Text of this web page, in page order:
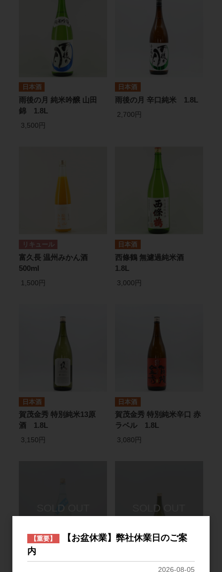
日本酒
雨後の月 純米吟醸 山田
錦 1.8L
3,500円
日本酒
雨後の月 辛口純米 1.8L
2,700円
リキュール
富久長 温州みかん酒
500ml
1,500円
日本酒
西條鶴 無濾過純米酒
1.8L
3,000円
日本酒
賀茂金秀 特別純米13原
酒 1.8L
3,150円
日本酒
賀茂金秀 特別純米辛口 赤
ラベル 1.8L
3,080円
【重要】
【お盆休業】弊社休業日のご案
内
2026-08-05